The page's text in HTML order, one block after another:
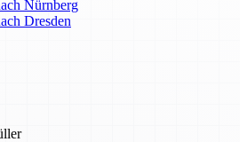
Nürnberg
Dresden